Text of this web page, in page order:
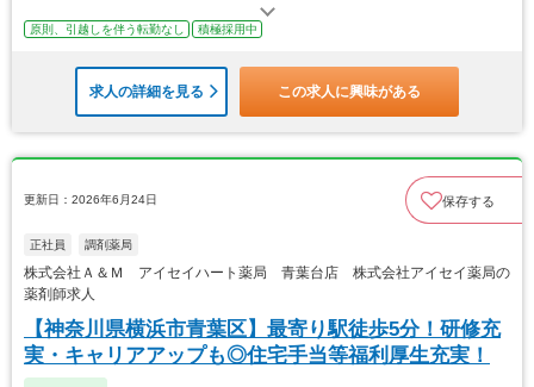
原則、引越しを伴う転勤なし 積極採用中
求人の詳細を見る この求人に興味がある
更新日：2026年6月24日 保存する
正社員 調剤薬局
株式会社Ａ＆Ｍ アイセイハート薬局 青葉台店 株式会社アイセイ薬局の
薬剤師求人
【神奈川県横浜市青葉区】最寄り駅徒歩5分！研修充
実・キャリアアップも◎住宅手当等福利厚生充実！